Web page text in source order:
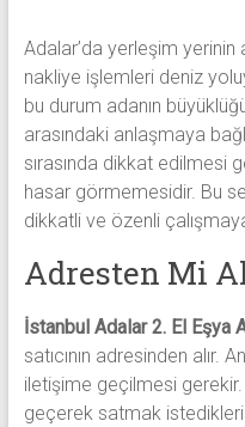
Adalar’da yerleşim yerinin
nakliye işlemleri deniz
bu durum adanın
arasındaki anlaşmaya
sırasında dikkat edilmesi
hasar görmemesidir. Bu
dikkatli ve özenli
Adresten Mi
İstanbul Adalar 2. El Eşya
satıcının adresinden alır.
iletişime geçilmesi gerekir.
geçerek satmak istedikleri